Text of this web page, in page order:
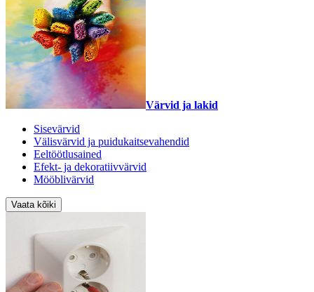
Värvid ja lakid
Sisevärvid
Välisvärvid ja puidukaitsevahendid
Eeltöötlusained
Efekt- ja dekoratiivvärvid
Mööblivärvid
Vaata kõiki